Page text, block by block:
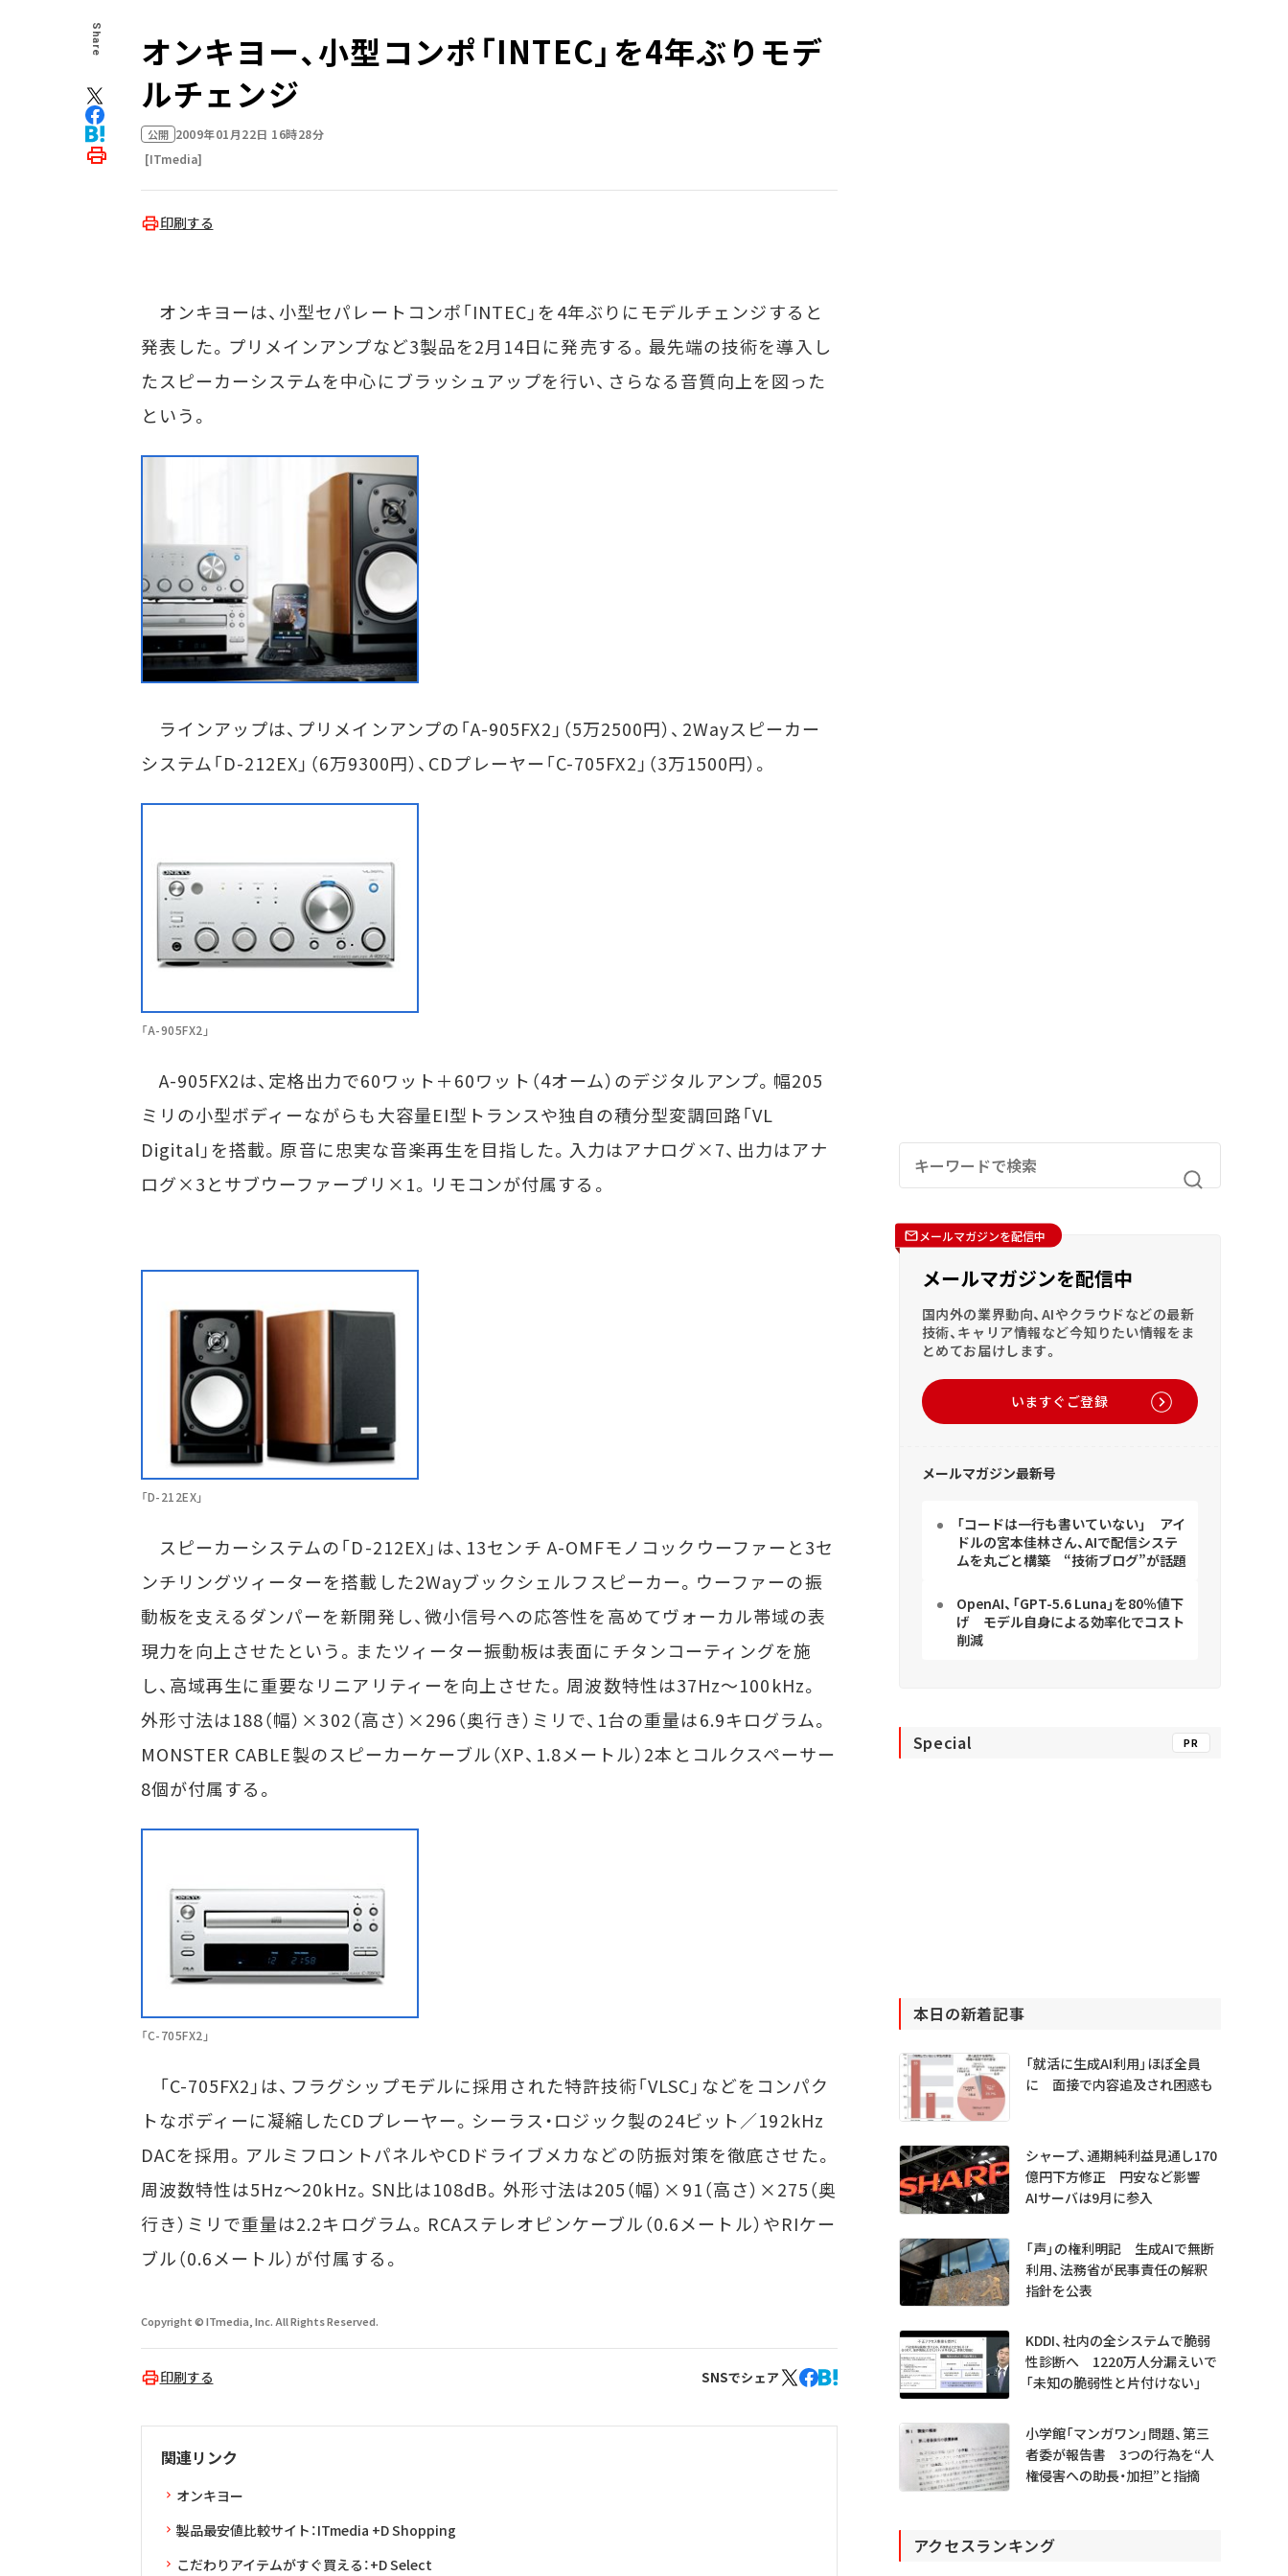
Share
オンキヨー、小型コンポ「INTEC」を4年ぶりモデ
ルチェンジ
公開 2009年01月22日 16時28分
[ITmedia]
印刷する
オンキヨーは、小型セパレートコンポ「INTEC」を4年ぶりにモデルチェンジすると
発表した。プリメインアンプなど3製品を2月14日に発売する。最先端の技術を導入し
たスピーカーシステムを中心にブラッシュアップを行い、さらなる音質向上を図った
という。
ラインアップは、プリメインアンプの「A-905FX2」（5万2500円）、2Wayスピーカー
システム「D-212EX」（6万9300円）、CDプレーヤー「C-705FX2」（3万1500円）。
「A-905FX2」
A-905FX2は、定格出力で60ワット＋60ワット（4オーム）のデジタルアンプ。幅205
ミリの小型ボディーながらも大容量EI型トランスや独自の積分型変調回路「VL
Digital」を搭載。原音に忠実な音楽再生を目指した。入力はアナログ×7、出力はアナ
ログ×3とサブウーファープリ×1。リモコンが付属する。
「D-212EX」
スピーカーシステムの「D-212EX」は、13センチ A-OMFモノコックウーファーと3セ
ンチリングツィーターを搭載した2Wayブックシェルフスピーカー。ウーファーの振
動板を支えるダンパーを新開発し、微小信号への応答性を高めてヴォーカル帯域の表
現力を向上させたという。またツィーター振動板は表面にチタンコーティングを施
し、高域再生に重要なリニアリティーを向上させた。周波数特性は37Hz～100kHz。
外形寸法は188（幅）×302（高さ）×296（奥行き）ミリで、1台の重量は6.9キログラム。
MONSTER CABLE製のスピーカーケーブル（XP、1.8メートル）2本とコルクスペーサー
8個が付属する。
「C-705FX2」
「C-705FX2」は、フラグシップモデルに採用された特許技術「VLSC」などをコンパク
トなボディーに凝縮したCDプレーヤー。シーラス・ロジック製の24ビット／192kHz
DACを採用。アルミフロントパネルやCDドライブメカなどの防振対策を徹底させた。
周波数特性は5Hz～20kHz。SN比は108dB。外形寸法は205（幅）×91（高さ）×275（奥
行き）ミリで重量は2.2キログラム。RCAステレオピンケーブル（0.6メートル）やRIケー
ブル（0.6メートル）が付属する。
Copyright © ITmedia, Inc. All Rights Reserved.
印刷する SNSでシェア
関連リンク
オンキヨー
製品最安値比較サイト：ITmedia +D Shopping
こだわりアイテムがすぐ買える：+D Select
メールマガジンを配信中
メールマガジンを配信中
国内外の業界動向、AIやクラウドなどの最新
技術、キャリア情報など今知りたい情報をま
とめてお届けします。
いますぐご登録
メールマガジン最新号
「コードは一行も書いていない」 アイ
ドルの宮本佳林さん、AIで配信システ
ムを丸ごと構築 “技術ブログ”が話題
OpenAI、「GPT-5.6 Luna」を80％値下
げ モデル自身による効率化でコスト
削減
Special PR
本日の新着記事
「就活に生成AI利用」ほぼ全員
に 面接で内容追及され困惑も
シャープ、通期純利益見通し170
億円下方修正 円安など影響
AIサーバは9月に参入
「声」の権利明記 生成AIで無断
利用、法務省が民事責任の解釈
指針を公表
KDDI、社内の全システムで脆弱
性診断へ 1220万人分漏えいで
「未知の脆弱性と片付けない」
小学館「マンガワン」問題、第三
者委が報告書 3つの行為を“人
権侵害への助長・加担”と指摘
アクセスランキング